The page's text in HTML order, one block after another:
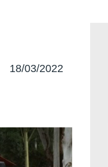
18/03/2022